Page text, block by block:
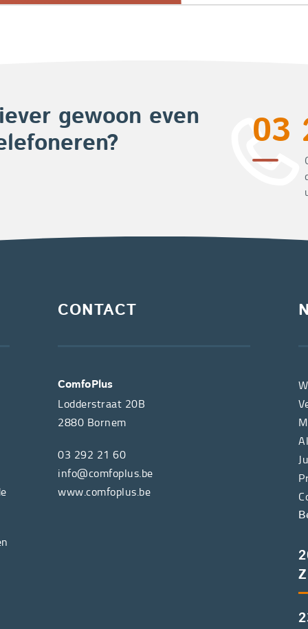
gewoon even
03
CONTACT
ComfoPlus
Lodderstraat 20B
2880 Bornem
03 292 21 60
info@comfoplus.be
www.comfoplus.be